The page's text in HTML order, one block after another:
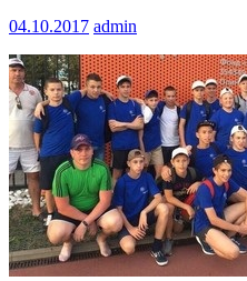
04.10.2017 admin